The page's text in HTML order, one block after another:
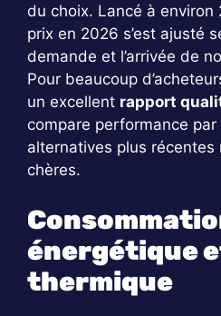
du choix. Lancé à
prix en 2026 s’est ajusté
demande et l’arrivée de
Pour beaucoup
un excellent rapport
compare performance
alternatives plus récentes
chères.
énergétique
thermique